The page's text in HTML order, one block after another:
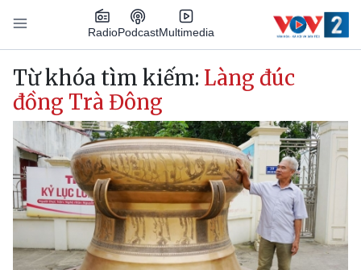
Nhảy đến nội dung
RadioPodcastMultimedia
Main navigation
Từ khóa tìm kiếm: Làng đúc
đồng Trà Đông